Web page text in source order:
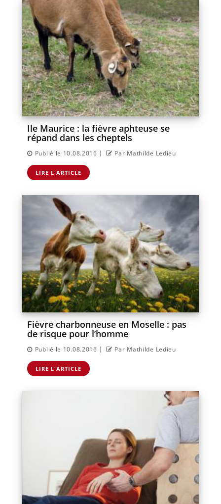
Ile Maurice : la fièvre aphteuse se
répand dans les cheptels
Publié le 10.08.2016 | Par Mathilde Ledieu
LIRE L'ARTICLE
Fièvre charbonneuse en Moselle : pas
de risque pour l’homme
Publié le 10.08.2016 | Par Mathilde Ledieu
LIRE L'ARTICLE